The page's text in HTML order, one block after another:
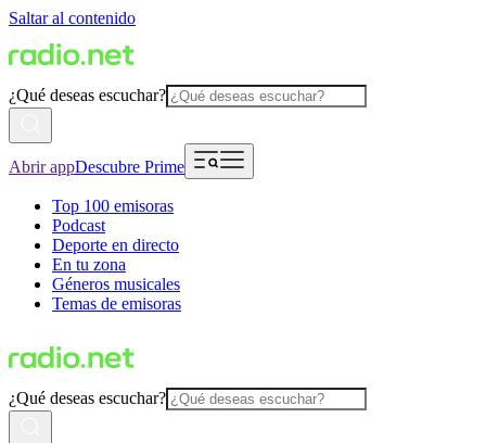
Saltar al contenido
¿Qué deseas escuchar?
Abrir appDescubre Prime
Top 100 emisoras
Podcast
Deporte en directo
En tu zona
Géneros musicales
Temas de emisoras
¿Qué deseas escuchar?